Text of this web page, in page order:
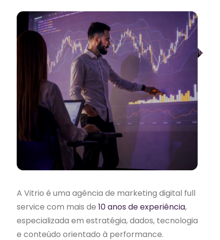
A Vitrio é uma agência de marketing digital full
service com mais de10 anos de experiência,
especializada em estratégia, dados, tecnologia
e conteúdo orientado à performance.